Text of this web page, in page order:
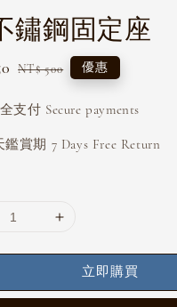
鏽鋼固定座
Regular
NT$ 500 優惠
支付 Secure payments
鑑賞期 7 Days Free Return
立即購買